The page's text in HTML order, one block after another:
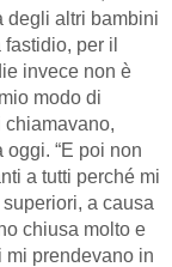
degli altri bambini
per il
invece non è
modo di
chiamavano,
oggi. “E poi non
a tutti perché mi
a causa
chiusa molto e
mi prendevano in